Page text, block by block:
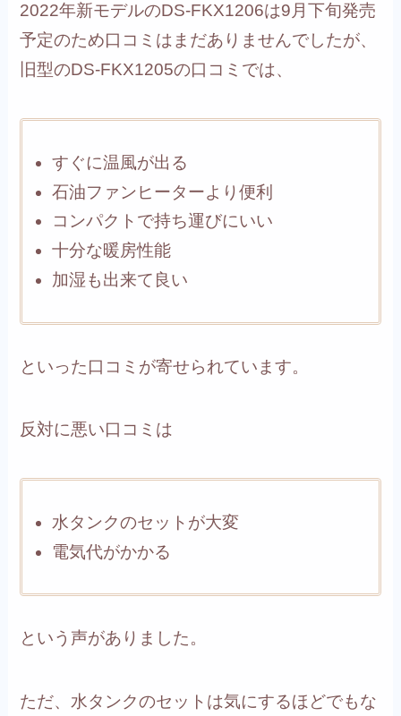
2022年新モデルのDS-FKX1206は9月下旬発売
予定のため口コミはまだありませんでしたが、
旧型のDS-FKX1205の口コミでは、
すぐに温風が出る
石油ファンヒーターより便利
コンパクトで持ち運びにいい
十分な暖房性能
加湿も出来て良い
といった口コミが寄せられています。
反対に悪い口コミは
水タンクのセットが大変
電気代がかかる
という声がありました。
ただ、水タンクのセットは気にするほどでもな